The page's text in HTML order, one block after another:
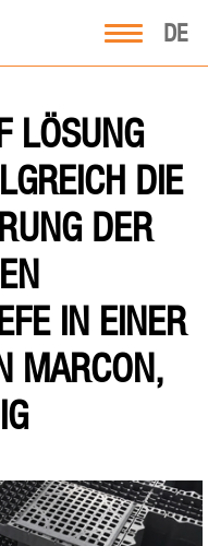
DE
LÖSUNG
DIE
DER
IN EINER
MARCON,